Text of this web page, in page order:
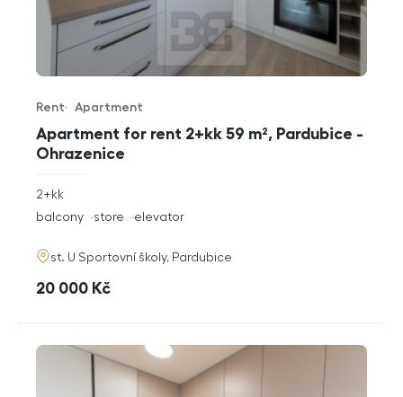
Apartment for rent 2+kk 59 m², Pardubice -
Ohrazenice
Offer type
Rent
Property type
Apartment
rozměry
disposition
2+kk
funkce
balcony store elevator
adresa
st. U Sportovní školy, Pardubice
cena
20 000 Kč